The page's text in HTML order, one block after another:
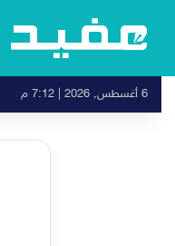
6 أغسطس, 2026 | 7:12 م